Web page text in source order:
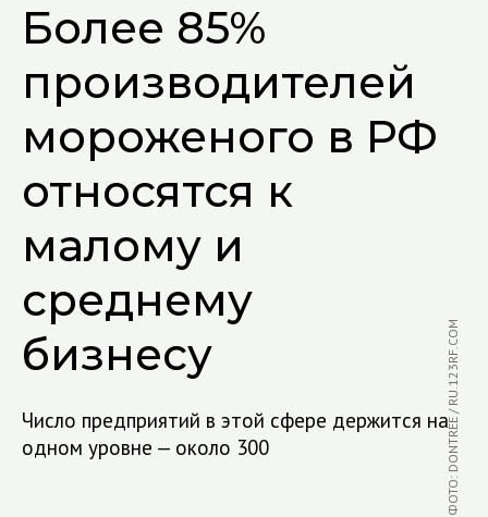
Более 85%
производителей
мороженого в РФ
относятся к
малому и
среднему
бизнесу
Число предприятий в этой сфере держится на
одном уровне — около 300
ФОТО: DONTREE / RU.123RF.COM